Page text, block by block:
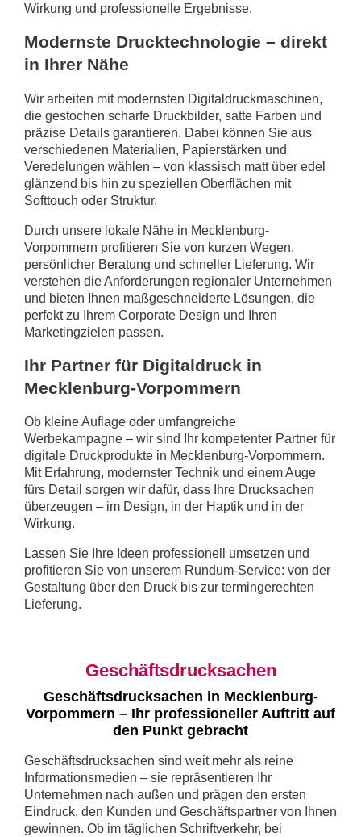
Wirkung und professionelle Ergebnisse.
Modernste Drucktechnologie – direkt
in Ihrer Nähe
Wir arbeiten mit modernsten Digitaldruckmaschinen,
die gestochen scharfe Druckbilder, satte Farben und
präzise Details garantieren. Dabei können Sie aus
verschiedenen Materialien, Papierstärken und
Veredelungen wählen – von klassisch matt über edel
glänzend bis hin zu speziellen Oberflächen mit
Softtouch oder Struktur.
Durch unsere lokale Nähe in Mecklenburg-
Vorpommern profitieren Sie von kurzen Wegen,
persönlicher Beratung und schneller Lieferung. Wir
verstehen die Anforderungen regionaler Unternehmen
und bieten Ihnen maßgeschneiderte Lösungen, die
perfekt zu Ihrem Corporate Design und Ihren
Marketingzielen passen.
Ihr Partner für Digitaldruck in
Mecklenburg-Vorpommern
Ob kleine Auflage oder umfangreiche
Werbekampagne – wir sind Ihr kompetenter Partner für
digitale Druckprodukte in Mecklenburg-Vorpommern.
Mit Erfahrung, modernster Technik und einem Auge
fürs Detail sorgen wir dafür, dass Ihre Drucksachen
überzeugen – im Design, in der Haptik und in der
Wirkung.
Lassen Sie Ihre Ideen professionell umsetzen und
profitieren Sie von unserem Rundum-Service: von der
Gestaltung über den Druck bis zur termingerechten
Lieferung.
Geschäftsdrucksachen
Geschäftsdrucksachen in Mecklenburg-
Vorpommern – Ihr professioneller Auftritt auf
den Punkt gebracht
Geschäftsdrucksachen sind weit mehr als reine
Informationsmedien – sie repräsentieren Ihr
Unternehmen nach außen und prägen den ersten
Eindruck, den Kunden und Geschäftspartner von Ihnen
gewinnen. Ob im täglichen Schriftverkehr, bei